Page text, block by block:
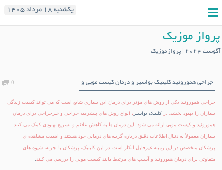
یکشنبه ۱۸ مرداد ۱۴۰۵
پرواز موزیک
آگوست 2024 | پرواز موزیک
جراحی هموروئید کلینیک بواسیر و درمان کیست مویی و 0
جراحی هموروئید یکی از روش های مؤثر برای درمان این بیماری شایع است که می تواند کیفیت زندگی
بیماران را بهبود بخشد. درکلینیک بواسیر، انواع روش های پیشرفته جراحی و غیرجراحی برای درمان
هموروئید و کیست مویی ارائه می شود. این درمان ها به کاهش علائم و تسریع بهبودی کمک می کنند
بیماران معمولاً به دنبال اطلاعات دقیق درباره گزینه های درمانی خود هستند و اهمیت مشاهده ی
پزشکان متخصص در این زمینه غیرقابل انکار است. در این کلینیک، پزشکان با تجربه، شیوه های
متفاوتی برای درمان هموروئید و آسیب های مرتبط مانند کیست مویی را بررسی می کنند